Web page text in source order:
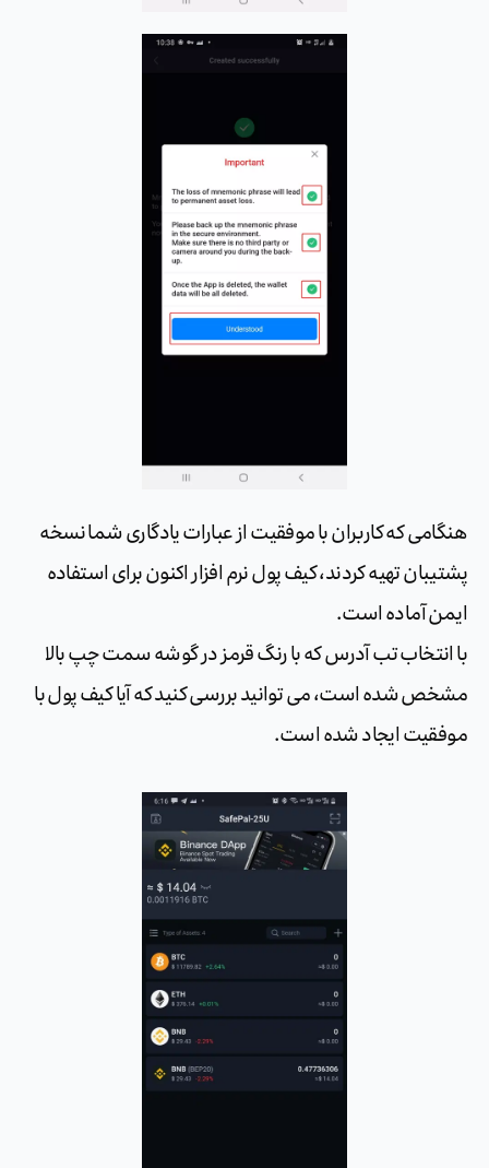
هنگامی که کاربران با موفقیت از عبارات یادگاری شما نسخه
پشتیبان تهیه کردند، کیف پول نرم افزار اکنون برای استفاده
ایمن آماده است.
با انتخاب تب آدرس که با رنگ قرمز در گوشه سمت چپ بالا
مشخص شده است، می توانید بررسی کنید که آیا کیف پول با
موفقیت ایجاد شده است.